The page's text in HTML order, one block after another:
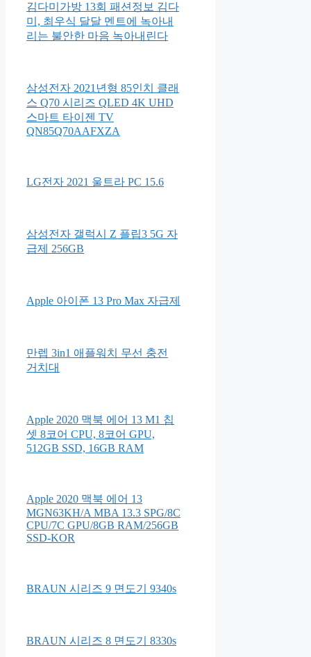
김다미가방 13회 패션정보 김다
미, 최우식 달달 멘트에 녹아내
리는 불안한 마음 녹아내린다
삼성전자 2021년형 85인치 클래
스 Q70 시리즈 QLED 4K UHD
스마트 타이젠 TV
QN85Q70AAFXZA
LG전자 2021 울트라 PC 15.6
삼성전자 갤럭시 Z 플립3 5G 자
급제 256GB
Apple 아이폰 13 Pro Max 자급제
만렙 3in1 애플워치 무선 충전
거치대
Apple 2020 맥북 에어 13 M1 칩
셋 8코어 CPU, 8코어 GPU,
512GB SSD, 16GB RAM
Apple 2020 맥북 에어 13
MGN63KH/A MBA 13.3 SPG/8C
CPU/7C GPU/8GB RAM/256GB
SSD-KOR
BRAUN 시리즈 9 면도기 9340s
BRAUN 시리즈 8 면도기 8330s